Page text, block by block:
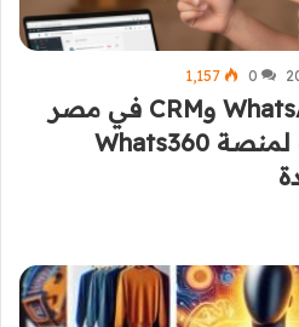
0 1٬157
أفضل نظام WhatsApp API وCRM في مصر
2026: مراجعة شاملة لمنصة Whats360